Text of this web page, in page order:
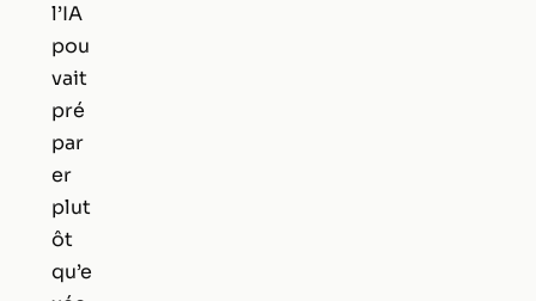
l’IA
pou
vait
pré
par
er
plut
ôt
qu’e